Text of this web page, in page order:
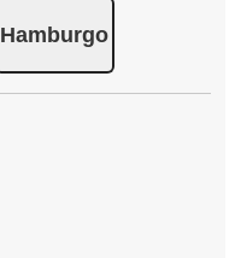
Hamburgo